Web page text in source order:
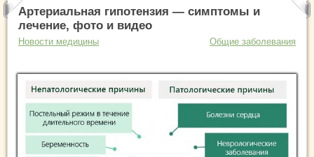
Артериальная гипотензия — симптомы и
лечение, фото и видео
Новости медицины Общие заболевания